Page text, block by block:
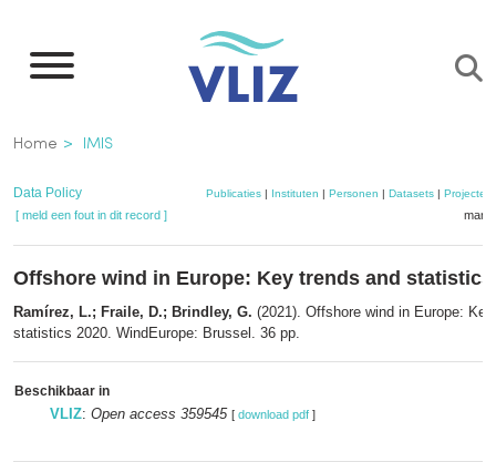
naar
inhoud
gaan
Kruimelpad
Home IMIS
Data Policy Publicaties| Instituten | Personen | Datasets| Projecten
[ meld een fout in dit record ]
Offshore wind in Europe: Key trends and statistics
Ramírez, L.; Fraile, D.; Brindley, G. (2021). Offshore wind in Europe:
statistics 2020. WindEurope: Brussel. 36 pp.
Beschikbaar in
VLIZ: Open access 359545 [ download pdf ]